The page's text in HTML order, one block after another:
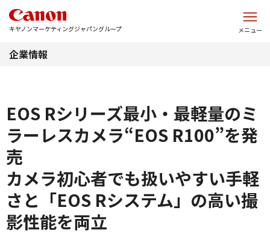
キヤノンマーケティングジャパングループ メニュー
企業情報
EOS Rシリーズ最小・最軽量のミ
ラーレスカメラ“EOS R100”を発
売
カメラ初心者でも扱いやすい手軽
さと「EOS Rシステム」の高い撮
影性能を両立